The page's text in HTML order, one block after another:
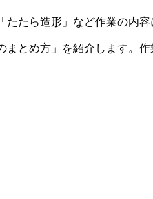
たら造形」など作業の内
とめ方」を紹介します。